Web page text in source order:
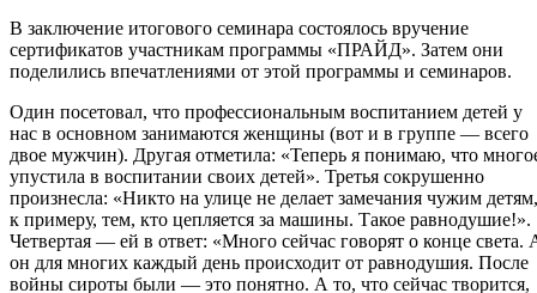
В заключение итогового семинара состоялось вручение
сертификатов участникам программы «ПРАЙД». Затем они
поделились впечатлениями от этой программы и семинаров.
Один посетовал, что профессиональным воспитанием детей у
нас в основном занимаются женщины (вот и в группе — всего
двое мужчин). Другая отметила: «Теперь я понимаю, что
упустила в воспитании своих детей». Третья сокрушенно
произнесла: «Никто на улице не делает замечания чужим детям,
к примеру, тем, кто цепляется за машины. Такое равнодушие!».
Четвертая — ей в ответ: «Много сейчас говорят о конце света.
он для многих каждый день происходит от равнодушия. После
войны сироты были — это понятно. А то, что сейчас творится,